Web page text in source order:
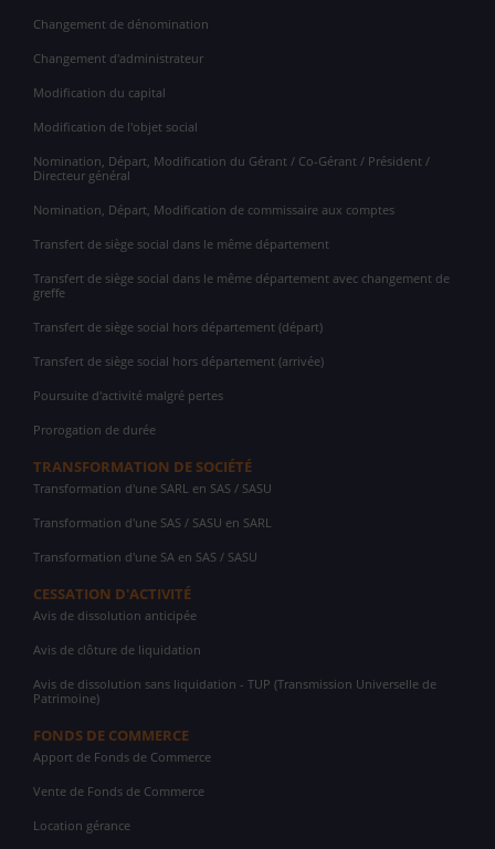
Changement de dénomination
Changement d'administrateur
Modification du capital
Modification de l'objet social
Nomination, Départ, Modification du Gérant / Co-Gérant / Président /
Directeur général
Nomination, Départ, Modification de commissaire aux comptes
Transfert de siège social dans le même département
Transfert de siège social dans le même département avec changement de
greffe
Transfert de siège social hors département (départ)
Transfert de siège social hors département (arrivée)
Poursuite d'activité malgré pertes
Prorogation de durée
TRANSFORMATION DE SOCIÉTÉ
Transformation d'une SARL en SAS / SASU
Transformation d'une SAS / SASU en SARL
Transformation d'une SA en SAS / SASU
CESSATION D'ACTIVITÉ
Avis de dissolution anticipée
Avis de clôture de liquidation
Avis de dissolution sans liquidation - TUP (Transmission Universelle de
Patrimoine)
FONDS DE COMMERCE
Apport de Fonds de Commerce
Vente de Fonds de Commerce
Location gérance